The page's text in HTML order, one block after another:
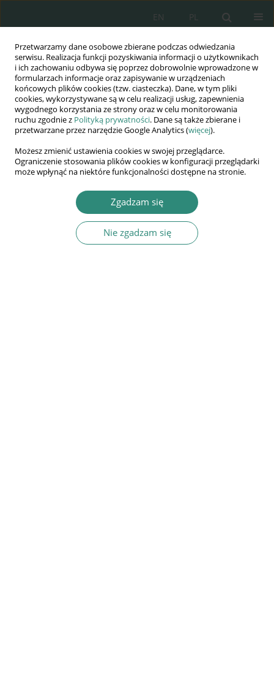
Przetwarzamy dane osobowe zbierane podczas odwiedzania
serwisu. Realizacja funkcji pozyskiwania informacji o użytkownikach
i ich zachowaniu odbywa się poprzez dobrowolnie wprowadzone w
formularzach informacje oraz zapisywanie w urządzeniach
końcowych plików cookies (tzw. ciasteczka). Dane, w tym pliki
cookies, wykorzystywane są w celu realizacji usług, zapewnienia
wygodnego korzystania ze strony oraz w celu monitorowania
ruchu zgodnie z Polityką prywatności. Dane są także zbierane i
przetwarzane przez narzędzie Google Analytics (więcej).
Możesz zmienić ustawienia cookies w swojej przeglądarce.
Ograniczenie stosowania plików cookies w konfiguracji przeglądarki
może wpłynąć na niektóre funkcjonalności dostępne na stronie.
Zgadzam się
Nie zgadzam się
PL
EN
Wydawnictwo
AWSGE
Akademia Nauk Stosowanych
WSGE
im. Alcide De Gasperi
Słowo kluczowelocal values
Human rights in the age of value conflict Selected